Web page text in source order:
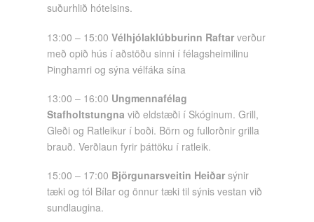
suðurhlið hótelsins.
13:00 – 15:00Vélhjólaklúbburinn Raftarverður
með opið hús í aðstöðu sinni í félagsheimilinu
Þinghamri og sýna vélfáka sína
13:00 – 16:00 Ungmennafélag
Stafholtstungnavið eldstæði í Skóginum. Grill,
Gleði og Ratleikur í boði. Börn og fullorðnir grilla
brauð. Verðlaun fyrir þáttöku í ratleik.
15:00 – 17:00 Björgunarsveitin Heiðarsýnir
tæki og tól Bílar og önnur tæki til sýnis vestan við
sundlaugina.